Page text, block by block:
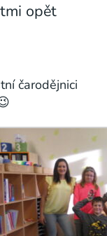
opět
čarodějnici